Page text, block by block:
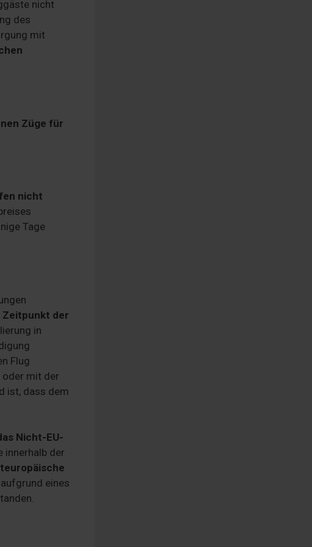
nicht
des
mit
Züge für
nicht
Tage
Zeitpunkt der
in
Flug
oder mit der
ist, dass dem
Nicht-EU-
innerhalb der
eines